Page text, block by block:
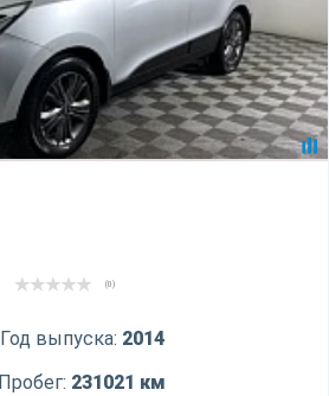
(0)
Год выпуска: 2014
Пробег: 231021 км